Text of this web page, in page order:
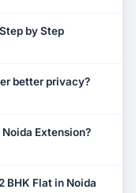
by Step
better privacy?
Extension?
BHK Flat in Noida